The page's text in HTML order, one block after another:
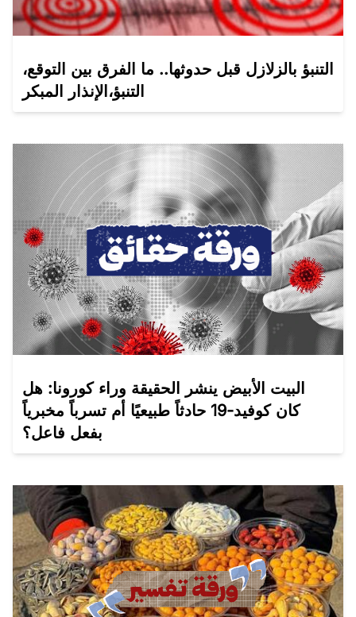
التنبؤ بالزلازل قبل حدوثها.. ما الفرق بين التوقع،
التنبؤ،الإنذار المبكر
البيت الأبيض ينشر الحقيقة وراء كورونا: هل
كان كوفيد-19 حادثاً طبيعيًا أم تسرباً مخبرياً
بفعل فاعل؟